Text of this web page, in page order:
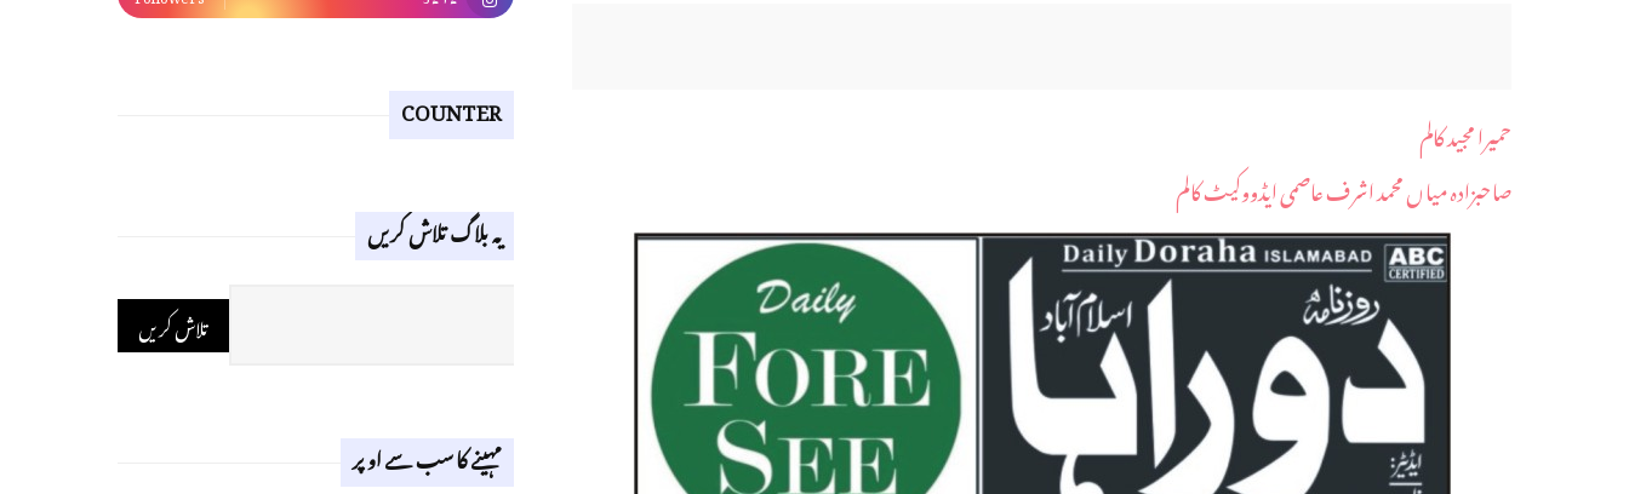
حمیرا مجید کالم
صاحبزادہ میاں محمد اشرف عاصمی ایڈووکیٹ کالم
COUNTER
یہ بلاگ تلاش کریں
مہینے کا سب سے اوپر